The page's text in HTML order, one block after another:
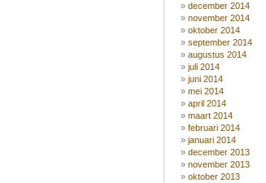
december 2014
november 2014
oktober 2014
september 2014
augustus 2014
juli 2014
juni 2014
mei 2014
april 2014
maart 2014
februari 2014
januari 2014
december 2013
november 2013
oktober 2013